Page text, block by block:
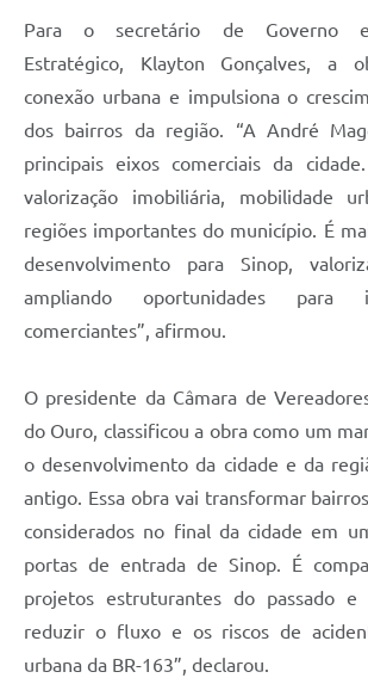
Para o secretário de Governo e
Estratégico, Klayton Gonçalves, a
conexão urbana e impulsiona o
dos bairros da região. “A André
principais eixos comerciais da
valorização imobiliária, mobilidade
regiões importantes do município. É
desenvolvimento para Sinop,
ampliando oportunidades para
comerciantes”, afirmou.
O presidente da Câmara de
do Ouro, classificou a obra como um
o desenvolvimento da cidade e da
antigo. Essa obra vai transformar
considerados no final da cidade em
portas de entrada de Sinop. É
projetos estruturantes do passado e
reduzir o fluxo e os riscos de
urbana da BR-163”, declarou.